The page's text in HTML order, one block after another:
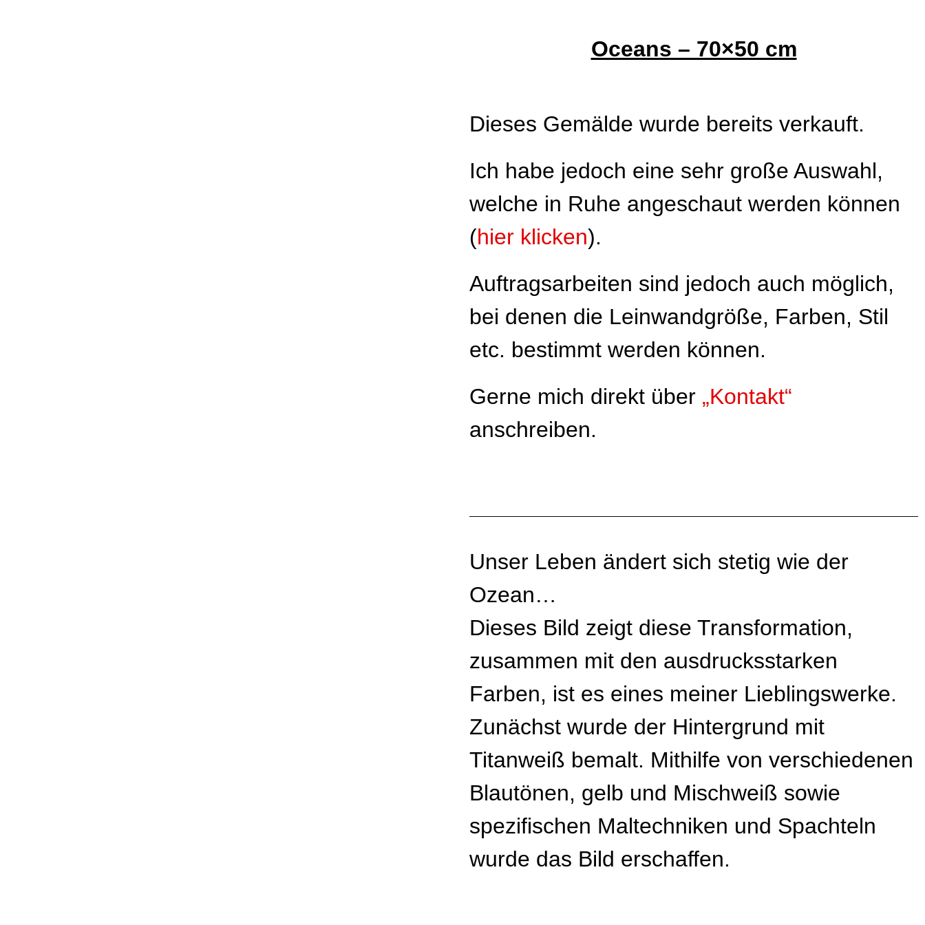
Oceans – 70×50 cm
Dieses Gemälde wurde bereits verkauft.
Ich habe jedoch eine sehr große Auswahl,
welche in Ruhe angeschaut werden können
(hier klicken).
Auftragsarbeiten sind jedoch auch möglich,
bei denen die Leinwandgröße, Farben, Stil
etc. bestimmt werden können.
Gerne mich direkt über „Kontakt“
anschreiben.
Unser Leben ändert sich stetig wie der
Ozean…
Dieses Bild zeigt diese Transformation,
zusammen mit den ausdrucksstarken
Farben, ist es eines meiner Lieblingswerke.
Zunächst wurde der Hintergrund mit
Titanweiß bemalt. Mithilfe von verschiedenen
Blautönen, gelb und Mischweiß sowie
spezifischen Maltechniken und Spachteln
wurde das Bild erschaffen.